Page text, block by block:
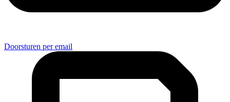
Doorsturen per email